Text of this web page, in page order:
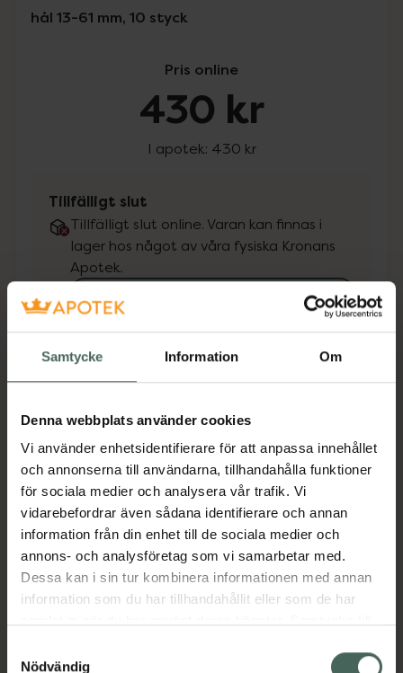
Samtycke Information Om
Denna webbplats använder cookies
Vi använder enhetsidentifierare för att anpassa innehållet
och annonserna till användarna, tillhandahålla funktioner
för sociala medier och analysera vår trafik. Vi
vidarebefordrar även sådana identifierare och annan
information från din enhet till de sociala medier och
annons- och analysföretag som vi samarbetar med.
Dessa kan i sin tur kombinera informationen med annan
information som du har tillhandahållit eller som de har
återkalla ditt samtycke via webbplatsens
Nödvändig
hål 13-61 mm, 10 styck
Pris online
430 kr
I apotek: 430 kr
Tillfälligt slut
Tillfälligt slut online. Varan kan finnas i
lager hos något av våra fysiska Kronans
Apotek.
Se lagerstatus på apotek
Få mejl när varan finns i lager online
Din e-postadress
Jag accepterar villkoren
Spara
Aktuella erbjudanden
Beskrivning Dölj